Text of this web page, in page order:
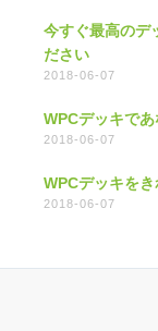
今すぐ最高のデ
ださい
2018-06-07
WPCデッキで
2018-06-07
WPCデッキを
2018-06-07